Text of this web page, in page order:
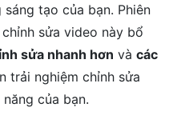
tạo của bạn. Phiên
sửa video này bổ
sửa nhanh hơn và các
trải nghiệm chỉnh sửa
của bạn.